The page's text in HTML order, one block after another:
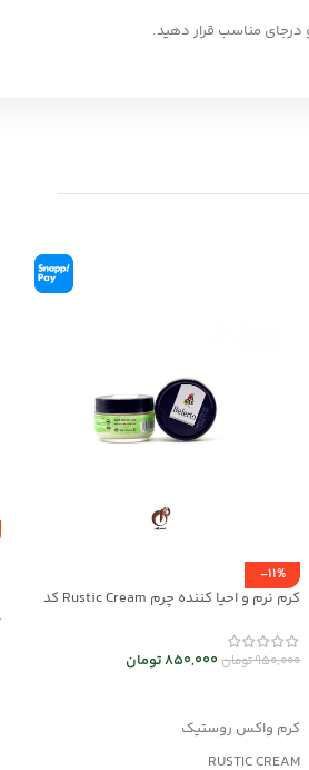
درجای مناسب قرار دهید.
-11%
کرم نرم و احیا کننده چرم Rustic Cream کد
950,000تومان850,000تومان
کرم واکس روستیک
RUSTIC CREAM